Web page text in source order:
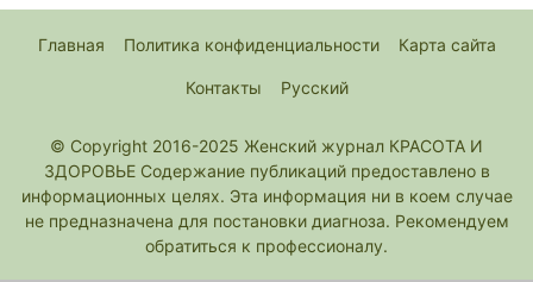
Главная Политика конфиденциальности Карта сайта
Контакты Русский
© Copyright 2016-2025 Женский журнал КРАСОТА И
ЗДОРОВЬЕ Содержание публикаций предоставлено в
информационных целях. Эта информация ни в коем случае
не предназначена для постановки диагноза. Рекомендуем
обратиться к профессионалу.